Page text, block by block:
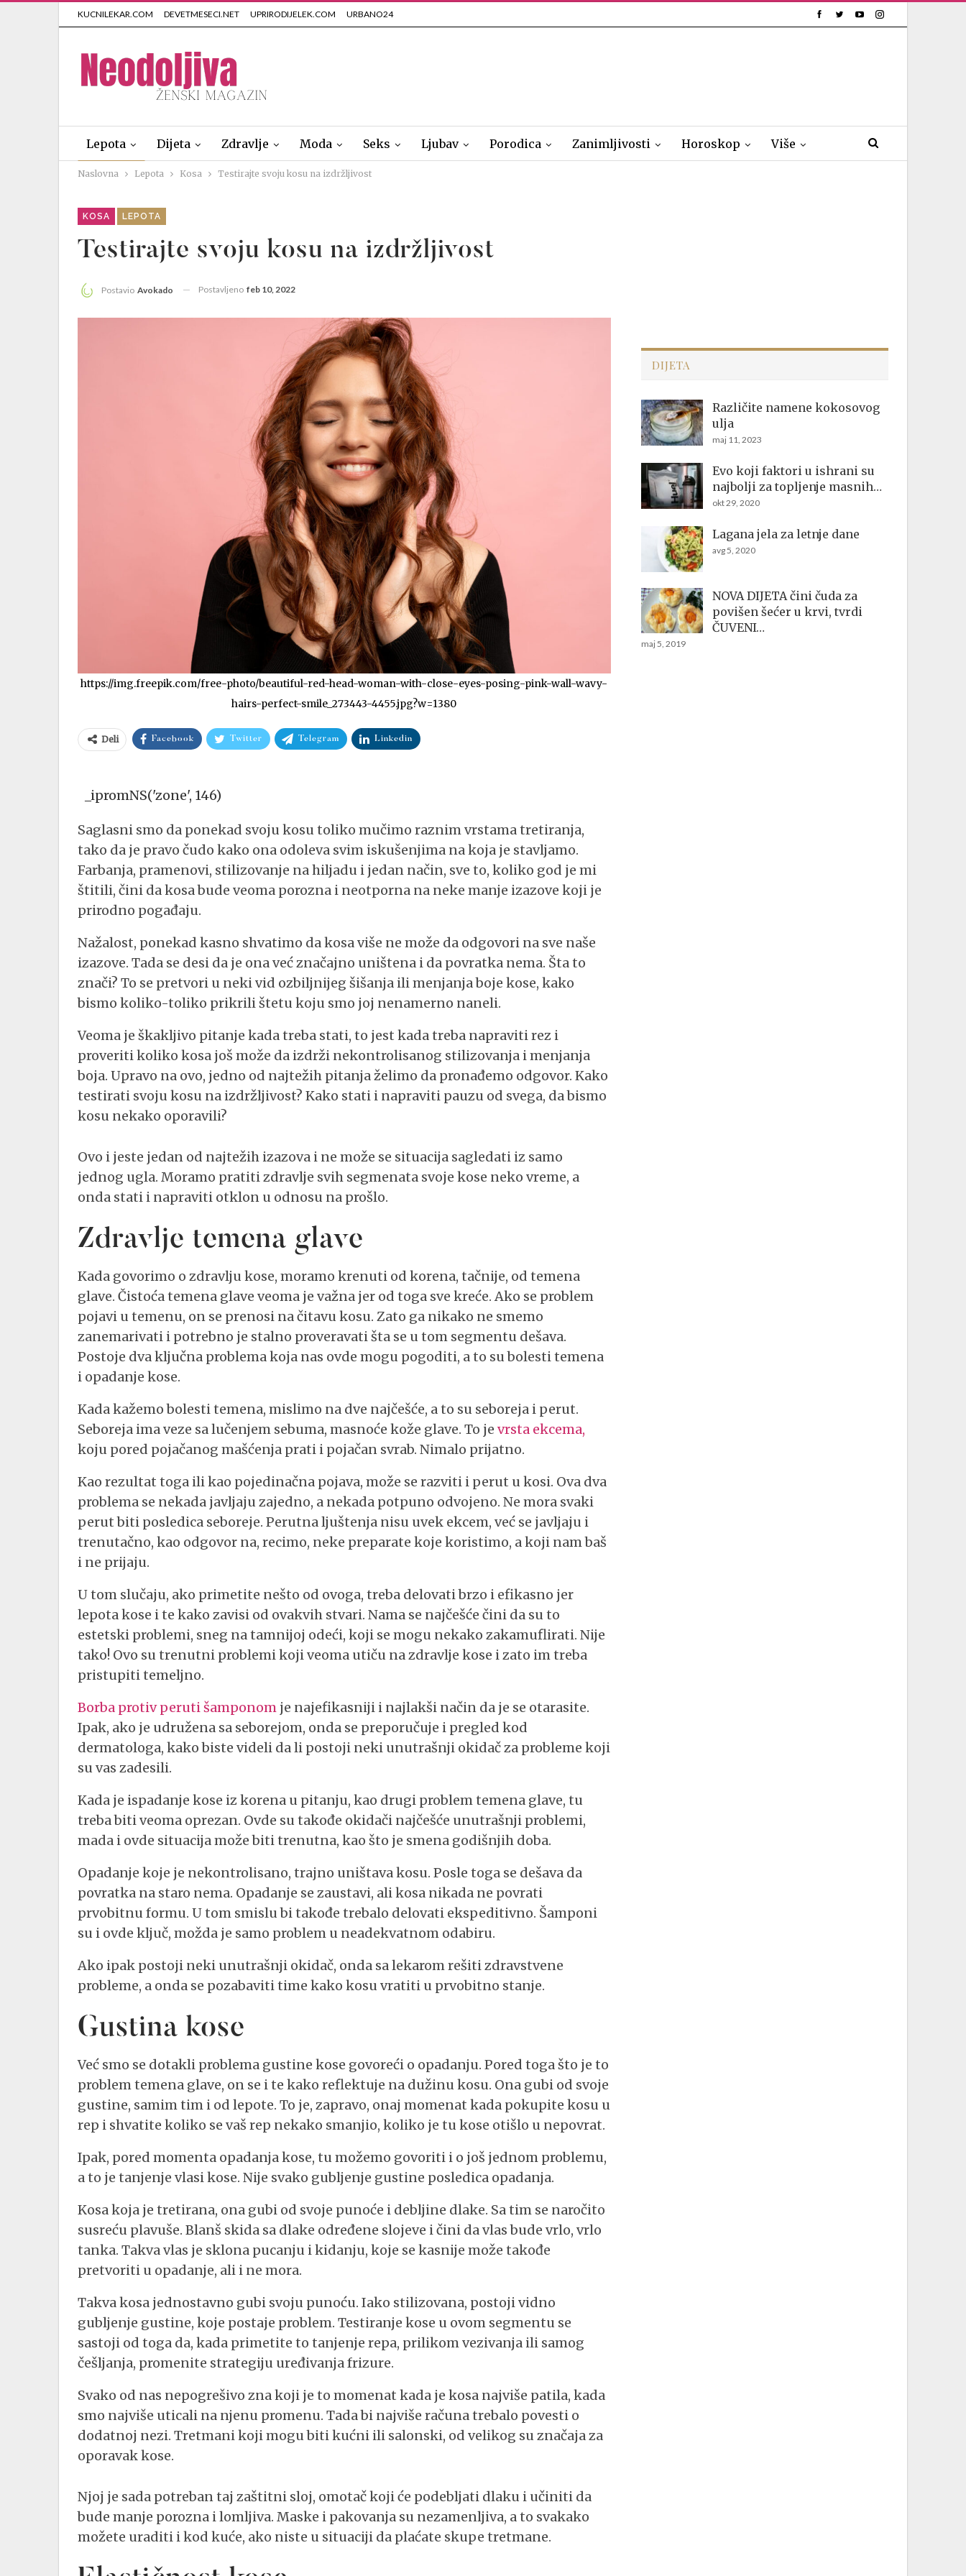
KUCNILEKAR.COM DEVETMESECI.NET UPRIRODIJELEK.COM URBANO24
Lepota Dijeta Zdravlje Moda Seks Ljubav Porodica Zanimljivosti Horoskop Više
Naslovna Lepota Kosa Testirajte svoju kosu na izdržljivost
KOSA LEPOTA
Testirajte svoju kosu na izdržljivost
Postavio Avokado Postavljeno feb 10, 2022
https://img.freepik.com/free-photo/beautiful-red-head-woman-with-close-eyes-posing-pink-wall-wavy-
hairs-perfect-smile_273443-4455.jpg?w=1380
Deli Facebook Twitter Telegram Linkedin
_ipromNS('zone', 146)
Saglasni smo da ponekad svoju kosu toliko mučimo raznim vrstama tretiranja,
tako da je pravo čudo kako ona odoleva svim iskušenjima na koja je stavljamo.
Farbanja, pramenovi, stilizovanje na hiljadu i jedan način, sve to, koliko god je mi
štitili, čini da kosa bude veoma porozna i neotporna na neke manje izazove koji je
prirodno pogađaju.
Nažalost, ponekad kasno shvatimo da kosa više ne može da odgovori na sve naše
izazove. Tada se desi da je ona već značajno uništena i da povratka nema. Šta to
znači? To se pretvori u neki vid ozbiljnijeg šišanja ili menjanja boje kose, kako
bismo koliko-toliko prikrili štetu koju smo joj nenamerno naneli.
Veoma je škakljivo pitanje kada treba stati, to jest kada treba napraviti rez i
proveriti koliko kosa još može da izdrži nekontrolisanog stilizovanja i menjanja
boja. Upravo na ovo, jedno od najtežih pitanja želimo da pronađemo odgovor. Kako
testirati svoju kosu na izdržljivost? Kako stati i napraviti pauzu od svega, da bismo
kosu nekako oporavili?
Ovo i jeste jedan od najtežih izazova i ne može se situacija sagledati iz samo
jednog ugla. Moramo pratiti zdravlje svih segmenata svoje kose neko vreme, a
onda stati i napraviti otklon u odnosu na prošlo.
Zdravlje temena glave
Kada govorimo o zdravlju kose, moramo krenuti od korena, tačnije, od temena
glave. Čistoća temena glave veoma je važna jer od toga sve kreće. Ako se problem
pojavi u temenu, on se prenosi na čitavu kosu. Zato ga nikako ne smemo
zanemarivati i potrebno je stalno proveravati šta se u tom segmentu dešava.
Postoje dva ključna problema koja nas ovde mogu pogoditi, a to su bolesti temena
i opadanje kose.
Kada kažemo bolesti temena, mislimo na dve najčešće, a to su seboreja i perut.
Seboreja ima veze sa lučenjem sebuma, masnoće kože glave. To je vrsta ekcema,
koju pored pojačanog mašćenja prati i pojačan svrab. Nimalo prijatno.
Kao rezultat toga ili kao pojedinačna pojava, može se razviti i perut u kosi. Ova dva
problema se nekada javljaju zajedno, a nekada potpuno odvojeno. Ne mora svaki
perut biti posledica seboreje. Perutna ljuštenja nisu uvek ekcem, već se javljaju i
trenutačno, kao odgovor na, recimo, neke preparate koje koristimo, a koji nam baš
i ne prijaju.
U tom slučaju, ako primetite nešto od ovoga, treba delovati brzo i efikasno jer
lepota kose i te kako zavisi od ovakvih stvari. Nama se najčešće čini da su to
estetski problemi, sneg na tamnijoj odeći, koji se mogu nekako zakamuflirati. Nije
tako! Ovo su trenutni problemi koji veoma utiču na zdravlje kose i zato im treba
pristupiti temeljno.
Borba protiv peruti šamponom je najefikasniji i najlakši način da je se otarasite.
Ipak, ako je udružena sa seborejom, onda se preporučuje i pregled kod
dermatologa, kako biste videli da li postoji neki unutrašnji okidač za probleme koji
su vas zadesili.
Kada je ispadanje kose iz korena u pitanju, kao drugi problem temena glave, tu
treba biti veoma oprezan. Ovde su takođe okidači najčešće unutrašnji problemi,
mada i ovde situacija može biti trenutna, kao što je smena godišnjih doba.
Opadanje koje je nekontrolisano, trajno uništava kosu. Posle toga se dešava da
povratka na staro nema. Opadanje se zaustavi, ali kosa nikada ne povrati
prvobitnu formu. U tom smislu bi takođe trebalo delovati ekspeditivno. Šamponi
su i ovde ključ, možda je samo problem u neadekvatnom odabiru.
Ako ipak postoji neki unutrašnji okidač, onda sa lekarom rešiti zdravstvene
probleme, a onda se pozabaviti time kako kosu vratiti u prvobitno stanje.
Gustina kose
Već smo se dotakli problema gustine kose govoreći o opadanju. Pored toga što je to
problem temena glave, on se i te kako reflektuje na dužinu kosu. Ona gubi od svoje
gustine, samim tim i od lepote. To je, zapravo, onaj momenat kada pokupite kosu u
rep i shvatite koliko se vaš rep nekako smanjio, koliko je tu kose otišlo u nepovrat.
Ipak, pored momenta opadanja kose, tu možemo govoriti i o još jednom problemu,
a to je tanjenje vlasi kose. Nije svako gubljenje gustine posledica opadanja.
Kosa koja je tretirana, ona gubi od svoje punoće i debljine dlake. Sa tim se naročito
susreću plavuše. Blanš skida sa dlake određene slojeve i čini da vlas bude vrlo, vrlo
tanka. Takva vlas je sklona pucanju i kidanju, koje se kasnije može takođe
pretvoriti u opadanje, ali i ne mora.
Takva kosa jednostavno gubi svoju punoću. Iako stilizovana, postoji vidno
gubljenje gustine, koje postaje problem. Testiranje kose u ovom segmentu se
sastoji od toga da, kada primetite to tanjenje repa, prilikom vezivanja ili samog
češljanja, promenite strategiju uređivanja frizure.
Svako od nas nepogrešivo zna koji je to momenat kada je kosa najviše patila, kada
smo najviše uticali na njenu promenu. Tada bi najviše računa trebalo povesti o
dodatnoj nezi. Tretmani koji mogu biti kućni ili salonski, od velikog su značaja za
oporavak kose.
Njoj je sada potreban taj zaštitni sloj, omotač koji će podebljati dlaku i učiniti da
bude manje porozna i lomljiva. Maske i pakovanja su nezamenljiva, a to svakako
možete uraditi i kod kuće, ako niste u situaciji da plaćate skupe tretmane.
DIJETA
Različite namene kokosovog
ulja
maj 11, 2023
Evo koji faktori u ishrani su
najbolji za topljenje masnih…
okt 29, 2020
Lagana jela za letnje dane
avg 5, 2020
NOVA DIJETA čini čuda za
povišen šećer u krvi, tvrdi
ČUVENI…
maj 5, 2019